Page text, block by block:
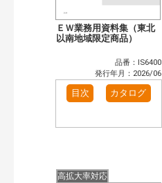
ＥＷ業務用資料集（東北
以南地域限定商品）
品番：IS6400
発行年月：2026/06
目次 カタログ
高拡大率対応